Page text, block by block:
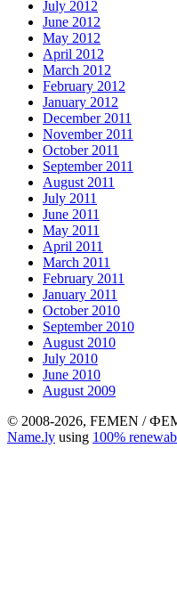
July 2012
June 2012
May 2012
April 2012
March 2012
February 2012
January 2012
December 2011
November 2011
October 2011
September 2011
August 2011
July 2011
June 2011
May 2011
April 2011
March 2011
February 2011
January 2011
October 2010
September 2010
August 2010
July 2010
June 2010
August 2009
© 2008-2026, FEMEN /
Name.ly using 100%